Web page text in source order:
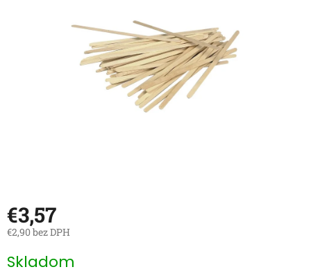
€3,57
€2,90 bez DPH
cena:
Skladom